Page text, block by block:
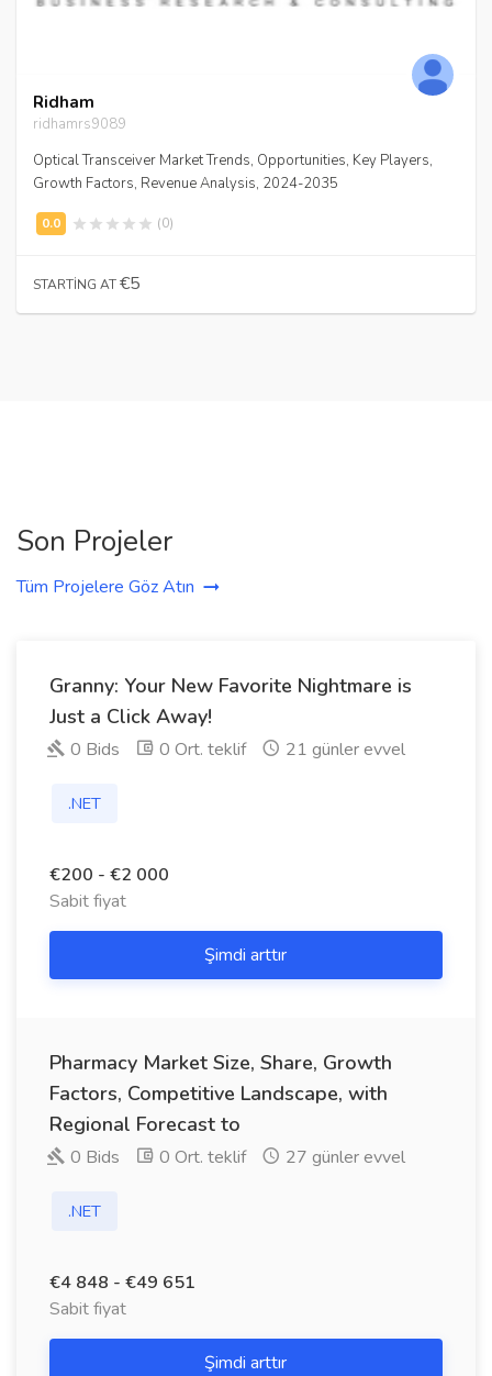
Ridham
ridhamrs9089
Optical Transceiver Market Trends, Opportunities, Key Players,
Growth Factors, Revenue Analysis, 2024-2035
(0)
STARTING AT€5
Son Projeler
Tüm Projelere Göz Atın
Granny: Your New Favorite Nightmare is
Just a Click Away!
0 Bids 0 Ort. teklif 21 günler evvel
.NET
€200 - €2 000
Sabit fiyat
Şimdi arttır
Pharmacy Market Size, Share, Growth
Factors, Competitive Landscape, with
Regional Forecast to
0 Bids 0 Ort. teklif 27 günler evvel
.NET
€4 848 - €49 651
Sabit fiyat
Şimdi arttır